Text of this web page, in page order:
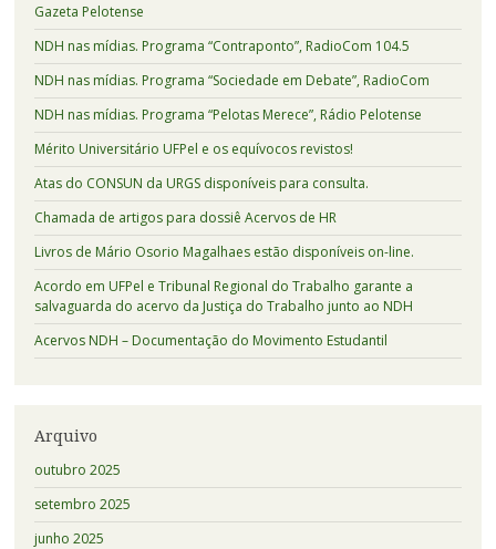
Gazeta Pelotense
NDH nas mídias. Programa “Contraponto”, RadioCom 104.5
NDH nas mídias. Programa “Sociedade em Debate”, RadioCom
NDH nas mídias. Programa “Pelotas Merece”, Rádio Pelotense
Mérito Universitário UFPel e os equívocos revistos!
Atas do CONSUN da URGS disponíveis para consulta.
Chamada de artigos para dossiê Acervos de HR
Livros de Mário Osorio Magalhaes estão disponíveis on-line.
Acordo em UFPel e Tribunal Regional do Trabalho garante a
salvaguarda do acervo da Justiça do Trabalho junto ao NDH
Acervos NDH – Documentação do Movimento Estudantil
Arquivo
outubro 2025
setembro 2025
junho 2025